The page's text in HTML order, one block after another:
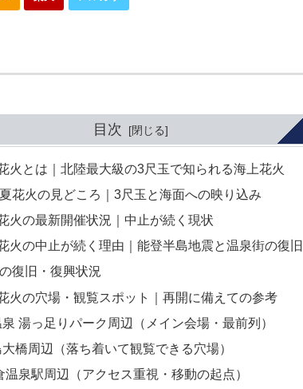
目次
火とは｜北陸最大級の3尺玉で知られる海上花火
花火の見どころ｜3尺玉と海面への映り込み
火の最新開催状況｜中止が続く現状
火の中止が続く理由｜能登半島地震と温泉街の復旧
復旧・復興状況
火の穴場・観覧スポット｜再開に備えての参考
湯っ足りパーク周辺（メイン会場・最前列）
橋周辺（落ち着いて観覧できる穴場）
泉駅周辺（アクセス重視・移動の起点）